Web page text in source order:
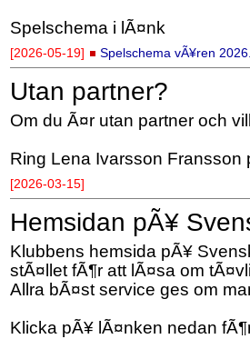
Spelschema i lÃ¤nk
[2026-05-19] Spelschema vÃ¥ren
Utan partner?
Om du Ã¤r utan partner och
Ring Lena Ivarsson Fransson
[2026-03-15]
Hemsidan pÃ¥
Klubbens hemsida pÃ¥
stÃ¤llet fÃ¶r att lÃ¤sa om
Allra bÃ¤st service ges om
Klicka pÃ¥ lÃ¤nken nedan